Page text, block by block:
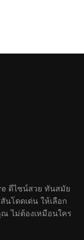
ดีไซน์สวย ทันสมัย
โดดเด่น ให้เลือก
ไม่ต้องเหมือนใคร